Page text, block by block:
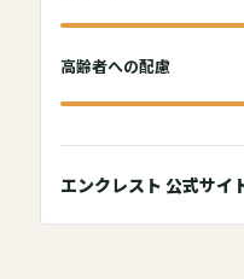
高齢者への配慮
エンクレスト 公式サイ